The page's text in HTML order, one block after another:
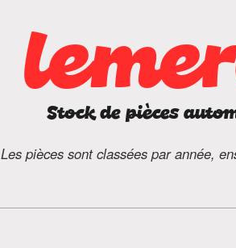
Stock de pièces
Les pièces sont classées par année,